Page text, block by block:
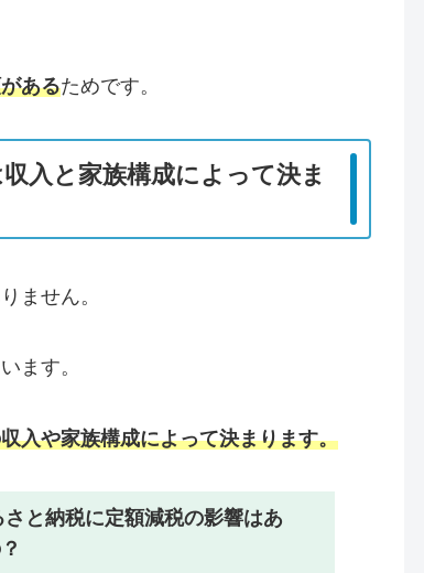
あるためです。
入と家族構成によって決ま
ません。
ます。
入や家族構成によって決まります。
と納税に定額減税の影響はあ